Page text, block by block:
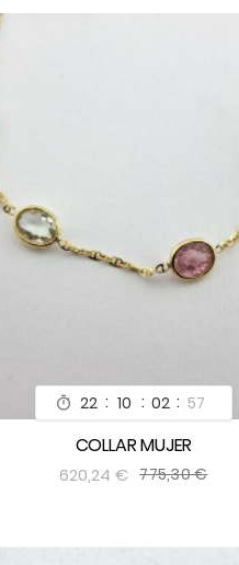
 22 : 10 : 02 : 55
 
COLLAR MUJER
620,24 € 775,30 €